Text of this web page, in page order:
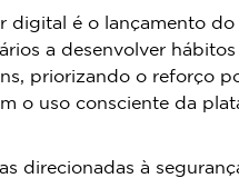
é o lançamento
a desenvolver
priorizando o reforço
o uso consciente da
direcionadas à